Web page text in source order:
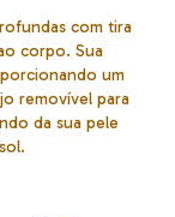
com tira
corpo. Sua
um
removível para
da sua pele